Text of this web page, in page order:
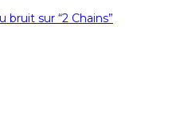
bruit sur “2 Chains”